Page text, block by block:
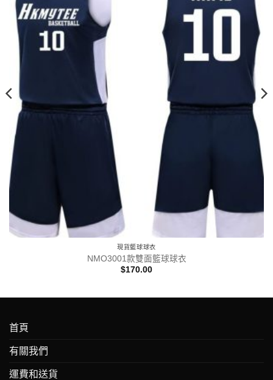
現貨籃球球衣
NMO3001款雙面籃球球衣
$170.00
首頁
有關我們
運費和送貨